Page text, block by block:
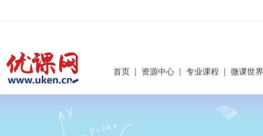
首页 | 资源中心 | 专业课程 | 微课世界